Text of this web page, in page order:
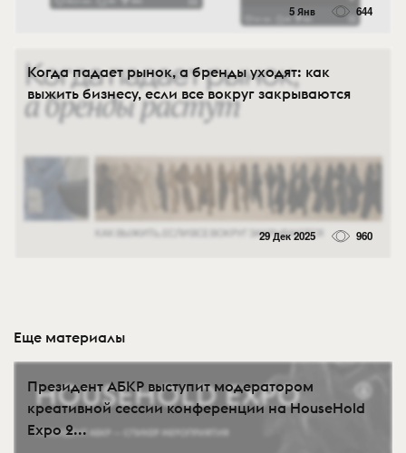
5 Янв 644
Когда падает рынок, а бренды уходят: как
выжить бизнесу, если все вокруг закрываются
29 Дек 2025 960
Еще материалы
Президент АБКР выступит модератором
креативной сессии конференции на HouseHold
Expo 2...